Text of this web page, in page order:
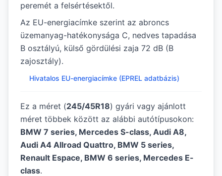
peremét a felsértésektől.
Az EU-energiacímke szerint az abroncs
üzemanyag-hatékonysága C, nedves tapadása
B osztályú, külső gördülési zaja 72 dB (B
zajosztály).
Hivatalos EU-energiacímke (EPREL adatbázis)
Ez a méret (245/45R18) gyári vagy ajánlott
méret többek között az alábbi autótípusokon:
BMW 7 series, Mercedes S-class, Audi A8,
Audi A4 Allroad Quattro, BMW 5 series,
Renault Espace, BMW 6 series, Mercedes E-
class.